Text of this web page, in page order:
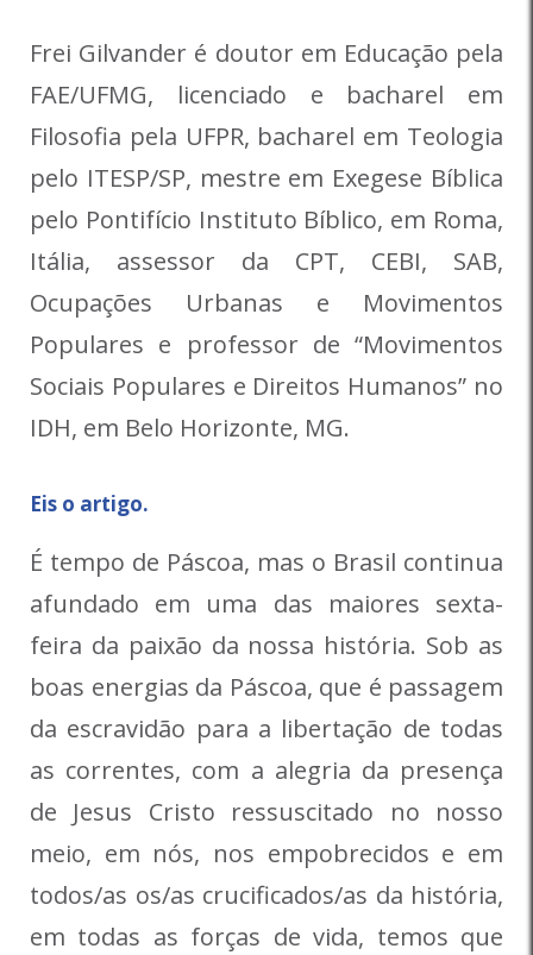
Frei Gilvander é doutor em Educação pela
FAE/UFMG, licenciado e bacharel em
Filosofia pela UFPR, bacharel em Teologia
pelo ITESP/SP, mestre em Exegese Bíblica
pelo Pontifício Instituto Bíblico, em Roma,
Itália, assessor da CPT, CEBI, SAB,
Ocupações Urbanas e Movimentos
Populares e professor de “Movimentos
Sociais Populares e Direitos Humanos” no
IDH, em Belo Horizonte, MG.
Eis o artigo.
É tempo de Páscoa, mas o Brasil continua
afundado em uma das maiores sexta-
feira da paixão da nossa história. Sob as
boas energias da Páscoa, que é passagem
da escravidão para a libertação de todas
as correntes, com a alegria da presença
de Jesus Cristo ressuscitado no nosso
meio, em nós, nos empobrecidos e em
todos/as os/as crucificados/as da história,
em todas as forças de vida, temos que